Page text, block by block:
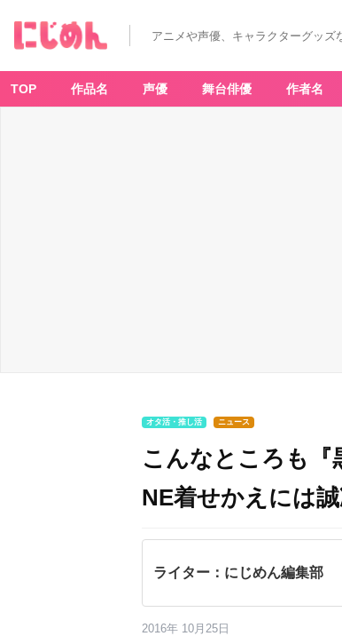
アニメや声優、キャラクターグッズ
TOP 作品名 声優 舞台俳優 作者名
オタ活・推し活 ニュース
こんなところも
NE着せかえには
ライター：にじめん編集部
2016年 10月25日